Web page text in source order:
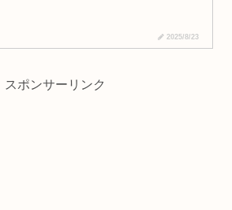
2025/8/23
スポンサーリンク